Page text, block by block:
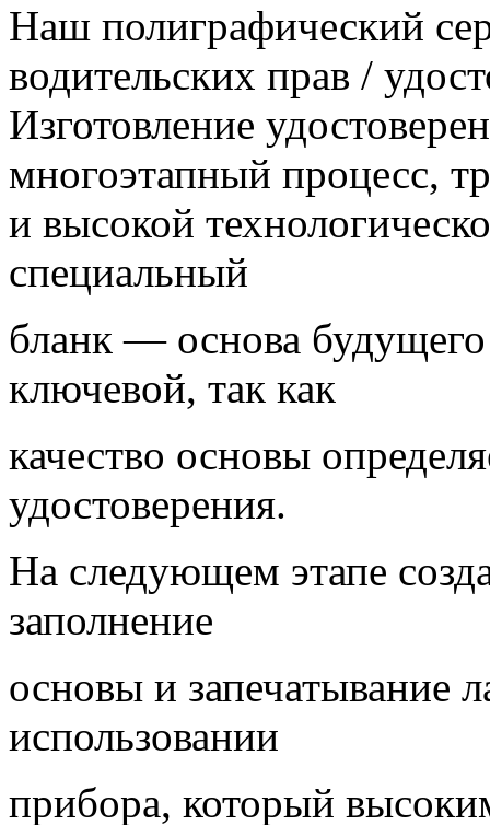
Наш полиграфический
водительских прав /
Изготовление
многоэтапный процесс,
и высокой
специальный
бланк — основа
ключевой, так как
качество основы
удостоверения.
На следующем этапе
заполнение
основы и запечатывание
использовании
прибора, который